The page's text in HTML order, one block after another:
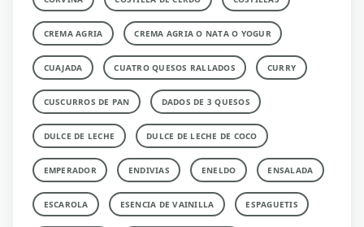
CREMA AGRIA CREMA AGRIA O NATA O YOGUR
CUAJADA CUATRO QUESOS RALLADOS CURRY
CUSCURROS DE PAN DADOS DE 3 QUESOS
DULCE DE LECHE DULCE DE LECHE DE COCO
EMPERADOR ENDIVIAS ENELDO ENSALADA
ESCAROLA ESENCIA DE VAINILLA ESPAGUETIS